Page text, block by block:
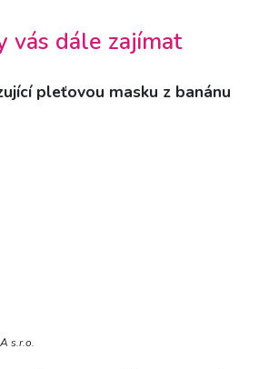
vás dále zajímat
pleťovou masku z banánu
s.r.o.